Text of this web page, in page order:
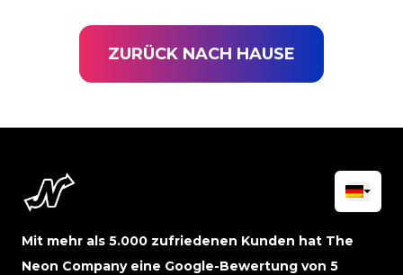
ZURÜCK NACH HAUSE
Mit mehr als 5.000 zufriedenen Kunden hat The
Neon Company eine Google-Bewertung von 5